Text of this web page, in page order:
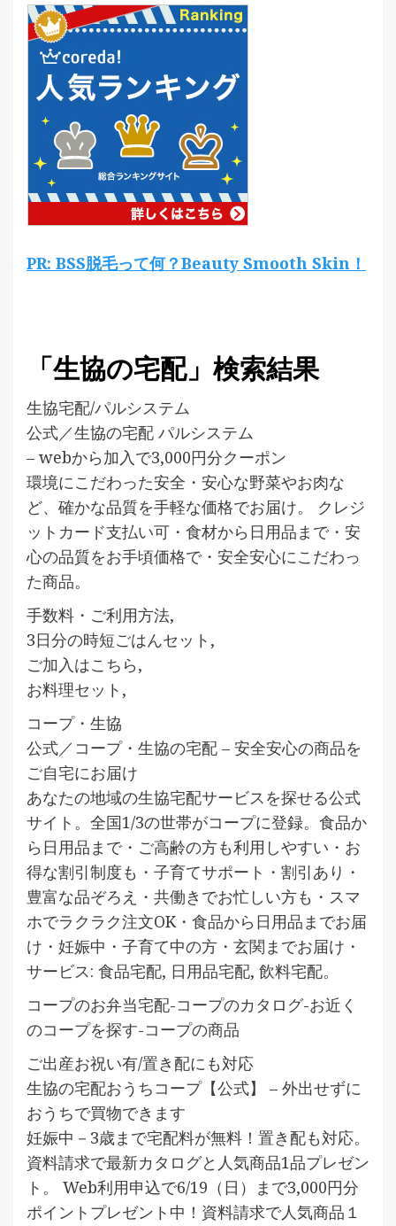
PR: BSS脱毛って何？Beauty Smooth Skin！
「生協の宅配」検索結果
生協宅配/パルシステム
公式／生協の宅配 パルシステム
– webから加入で3,000円分クーポン
環境にこだわった安全・安心な野菜やお肉な
ど、確かな品質を手軽な価格でお届け。 クレジ
ットカード支払い可・食材から日用品まで・安
心の品質をお手頃価格で・安全安心にこだわっ
た商品。
手数料・ご利用方法,
3日分の時短ごはんセット,
ご加入はこちら,
お料理セット,
コープ・生協
公式／コープ・生協の宅配 – 安全安心の商品を
ご自宅にお届け
あなたの地域の生協宅配サービスを探せる公式
サイト。全国1/3の世帯がコープに登録。食品か
ら日用品まで・ご高齢の方も利用しやすい・お
得な割引制度も・子育てサポート・割引あり・
豊富な品ぞろえ・共働きでお忙しい方も・スマ
ホでラクラク注文OK・食品から日用品までお届
け・妊娠中・子育て中の方・玄関までお届け・
サービス: 食品宅配, 日用品宅配, 飲料宅配。
コープのお弁当宅配-コープのカタログ-お近く
のコープを探す-コープの商品
ご出産お祝い有/置き配にも対応
生協の宅配おうちコープ【公式】 – 外出せずに
おうちで買物できます
妊娠中－3歳まで宅配料が無料！置き配も対応。
資料請求で最新カタログと人気商品1品プレゼン
ト。 Web利用申込で6/19（日）まで3,000円分
ポイントプレゼント中！資料請求で人気商品１